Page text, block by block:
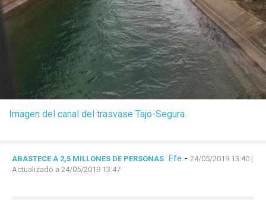
Imagen del canal del trasvase Tajo-Segura.
ABASTECE A 2,5 MILLONES DE PERSONAS Efe - 24/05/2019 13:40 |
Actualizado a 24/05/2019 13:47